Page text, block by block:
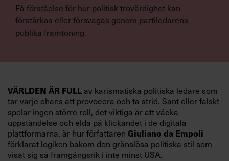
Få förståelse för hur politisk trovärdighet kan
förstärkas eller försvagas genom partiledarens
publika framtoning.
VÄRLDEN ÄR FULLav karismatiska politiska ledare som
tar varje chans att provocera och ta strid. Sant eller falskt
spelar ingen större roll, det viktiga är att väcka
uppståndelse och elda på klickandet i de digitala
plattformarna, är hur författaren Giuliano da Empoli
förklarat logiken bakom den gränslösa politiska stil som
visat sig så framgångsrik i inte minst USA.